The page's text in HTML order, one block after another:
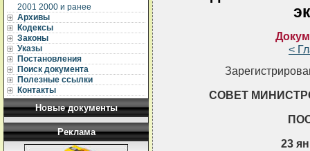
2001 2000 и ранее
Архивы
Кодексы
Законы
Указы
Постановления
Поиск документа
Полезные ссылки
Контакты
Новые документы
Реклама
<
СОВЕТ
23